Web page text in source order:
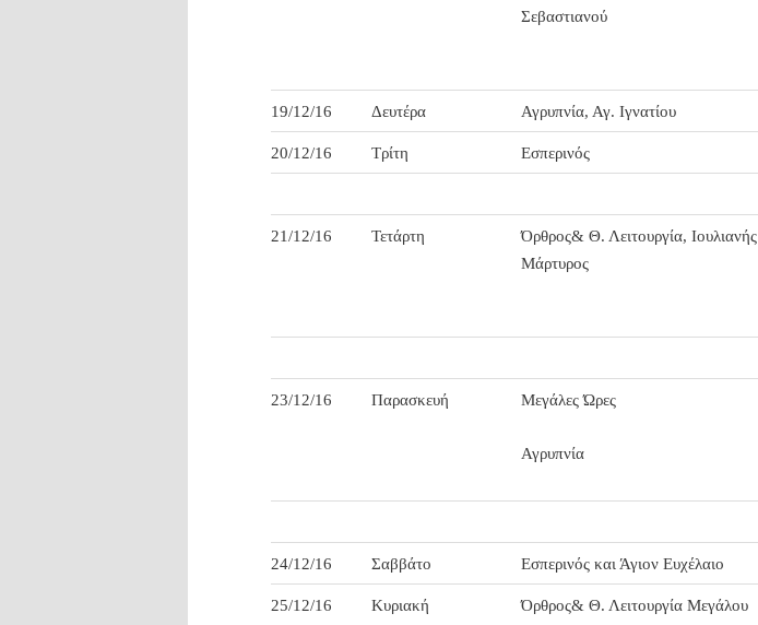
Σεβαστιανού
19/12/16 Δευτέρα Αγρυπνία, Αγ. Ιγνατίου
20/12/16 Τρίτη Εσπερινός
21/12/16 Τετάρτη
Όρθρος& Θ. Λειτουργία, Ιουλιανής
Μάρτυρος
23/12/16 Παρασκευή Μεγάλες Ώρες
Αγρυπνία
24/12/16 Σαββάτο Εσπερινός και Άγιον Ευχέλαιο
25/12/16 Κυριακή
Όρθρος& Θ. Λειτουργία Μεγάλου